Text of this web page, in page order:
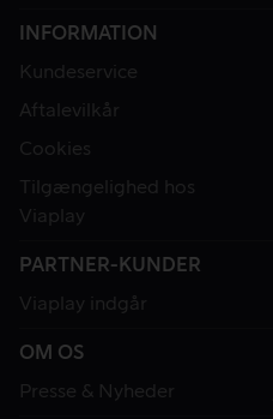
INFORMATION
Kundeservice
Aftalevilkår
Cookies
Tilgængelighed hos
Viaplay
PARTNER-KUNDER
Viaplay indgår
OM OS
Presse & Nyheder